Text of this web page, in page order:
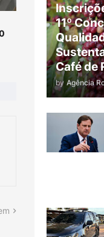
11º
Café de
by Agência